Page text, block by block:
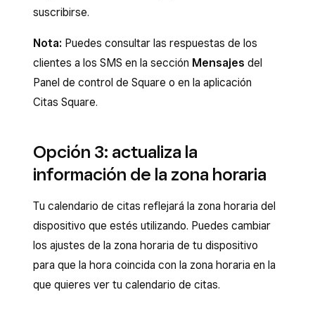
suscribirse.
Nota: Puedes consultar las respuestas de los
clientes a los SMS en la sección Mensajes del
Panel de control de Square o en la aplicación
Citas Square.
Opción 3: actualiza la
información de la zona horaria
Tu calendario de citas reflejará la zona horaria del
dispositivo que estés utilizando. Puedes cambiar
los ajustes de la zona horaria de tu dispositivo
para que la hora coincida con la zona horaria en la
que quieres ver tu calendario de citas.